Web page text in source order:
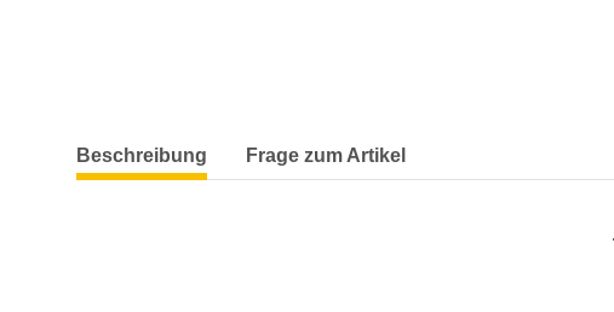
weitere Registerkarten anzeigen
Beschreibung Frage zum Artikel